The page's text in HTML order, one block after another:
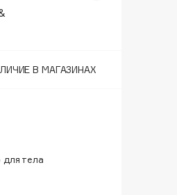
В МАГАЗИНАХ
тела